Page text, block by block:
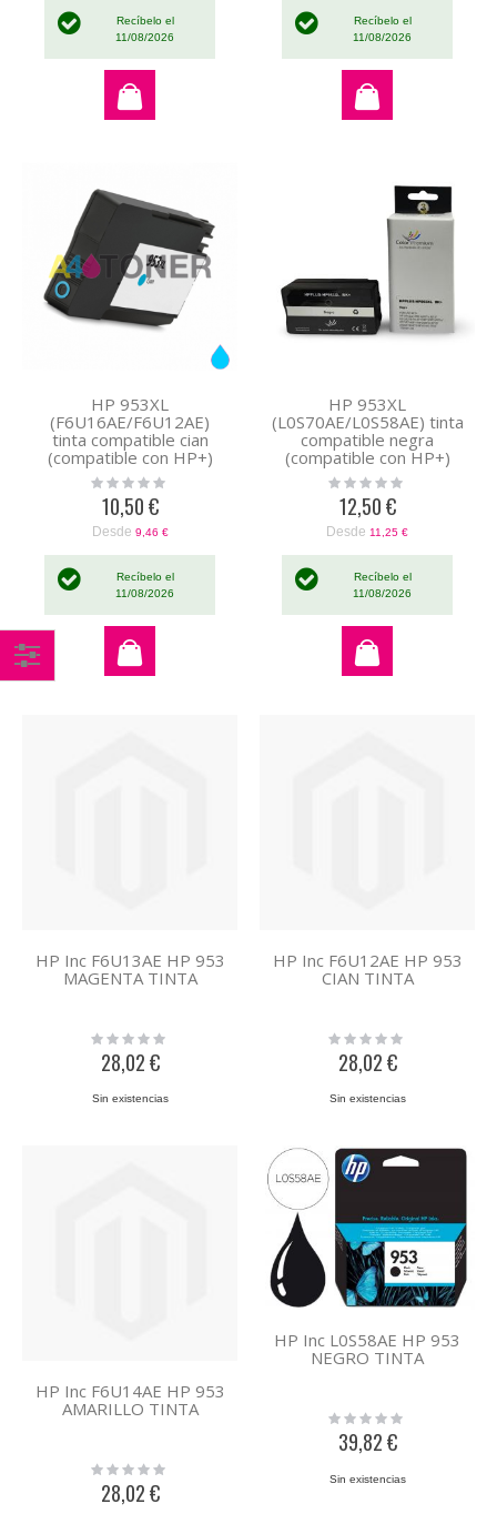
Recíbelo el
11/08/2026
Recíbelo el
11/08/2026
HP 953XL
(F6U16AE/F6U12AE)
tinta compatible cian
(compatible con HP+)
Rating:
10,50 €
Desde 9,46 €
Recíbelo el
11/08/2026
HP 953XL
(L0S70AE/L0S58AE) tinta
compatible negra
(compatible con HP+)
Rating:
12,50 €
Desde 11,25 €
Recíbelo el
11/08/2026
HP Inc F6U13AE HP 953
MAGENTA TINTA
Rating:
28,02 €
Sin existencias
HP Inc F6U12AE HP 953
CIAN TINTA
Rating:
28,02 €
Sin existencias
HP Inc F6U14AE HP 953
AMARILLO TINTA
Rating:
28,02 €
HP Inc L0S58AE HP 953
NEGRO TINTA
Rating:
39,82 €
Sin existencias
Comprar